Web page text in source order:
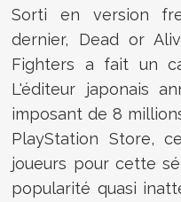
Sorti en version
dernier, Dead or
Fighters a fait un
L'éditeur japonais
imposant de 8
PlayStation Store,
joueurs pour cette
popularité quasi